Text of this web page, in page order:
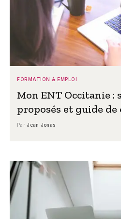
FORMATION & EMPLOI
Mon ENT Occitanie :
proposés et guide
Par Jean Jonas